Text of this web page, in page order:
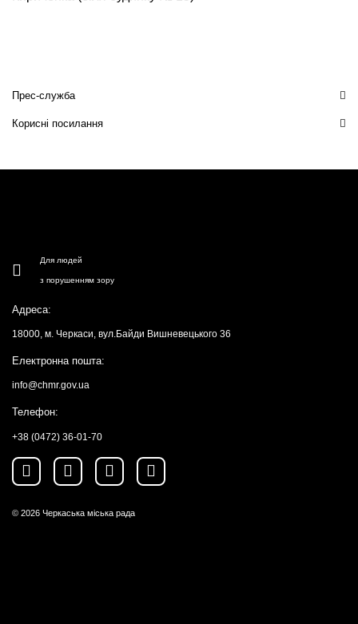
Прес-служба
Корисні посилання
Для людей
з порушенням зору
Адреса:
18000, м. Черкаси, вул.Байди Вишневецького 36
Електронна пошта:
info@chmr.gov.ua
Телефон:
+38 (0472) 36-01-70
© 2026 Черкаська міська рада